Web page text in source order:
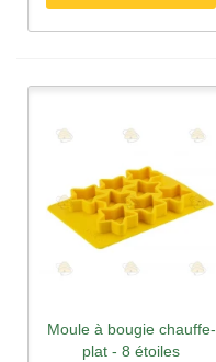
Moule à bougie chauffe-
plat - 8 étoiles